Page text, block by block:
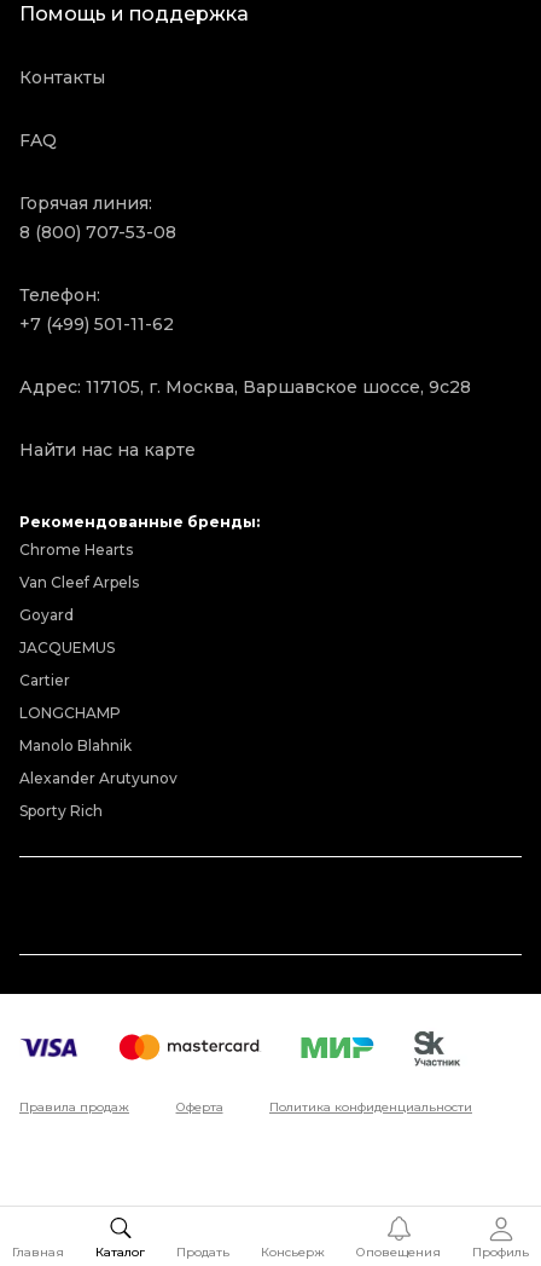
Помощь и поддержка
Контакты
FAQ
Горячая линия:
8 (800) 707-53-08
Телефон:
+7 (499) 501-11-62
Адрес: 117105, г. Москва, Варшавское шоссе, 9с28
Найти нас на карте
Рекомендованные бренды:
Chrome Hearts
Van Cleef Arpels
Goyard
JACQUEMUS
Cartier
LONGCHAMP
Manolo Blahnik
Alexander Arutyunov
Sporty Rich
Правила продаж Оферта Политика конфиденциальности
Главная Каталог Продать Консьерж Оповещения Профиль